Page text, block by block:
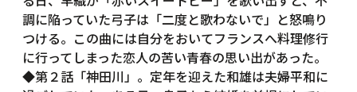
調に陥っていた弓子は「二度と歌わないで」と怒鳴り
つける。この曲には自分をおいてフランスへ料理修行
に行ってしまった恋人の苦い青春の思い出があった。
◆第２話「神田川」。定年を迎えた和雄は夫婦平和に